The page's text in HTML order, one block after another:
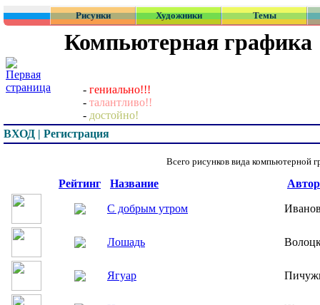
Рисунки Художники Темы
Компьютерная графика
- гениально!!!
- талантливо!!
- достойно!
ВХОД | Регистрация
Всего рисунков вида компьютерной
Рейтинг Название Автор
С добрым утром
Лошадь
Ягуар